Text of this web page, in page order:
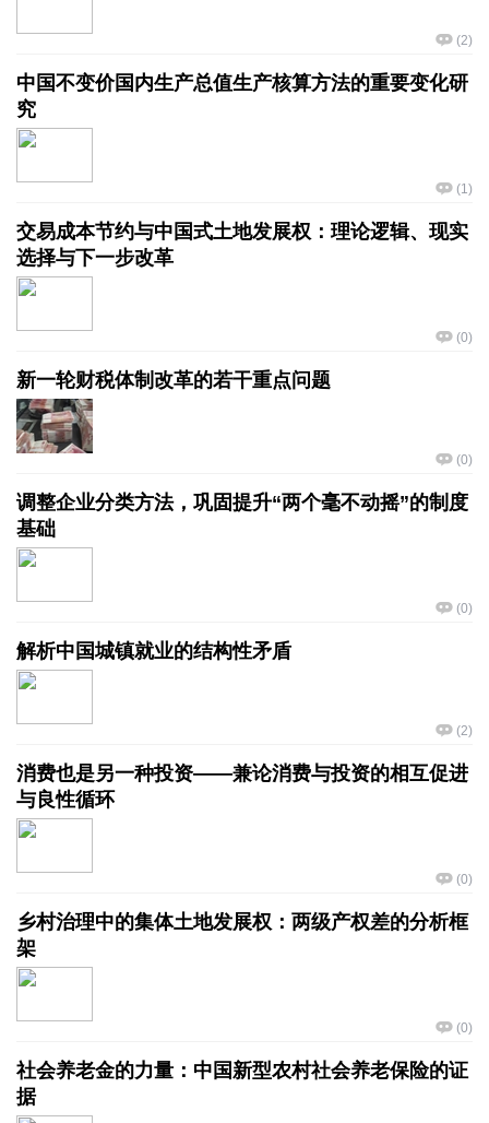
(2)
中国不变价国内生产总值生产核算方法的重要变化研
究
(1)
交易成本节约与中国式土地发展权：理论逻辑、现实
选择与下一步改革
(0)
新一轮财税体制改革的若干重点问题
(0)
调整企业分类方法，巩固提升“两个毫不动摇”的制度
基础
(0)
解析中国城镇就业的结构性矛盾
(2)
消费也是另一种投资——兼论消费与投资的相互促进
与良性循环
(0)
乡村治理中的集体土地发展权：两级产权差的分析框
架
(0)
社会养老金的力量：中国新型农村社会养老保险的证
据